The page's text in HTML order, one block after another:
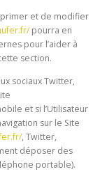
et de modifier
pourra en
pour l’aider à
section.
sociaux Twitter,
et si l’Utilisateur
sur le Site
, Twitter,
déposer des
portable).